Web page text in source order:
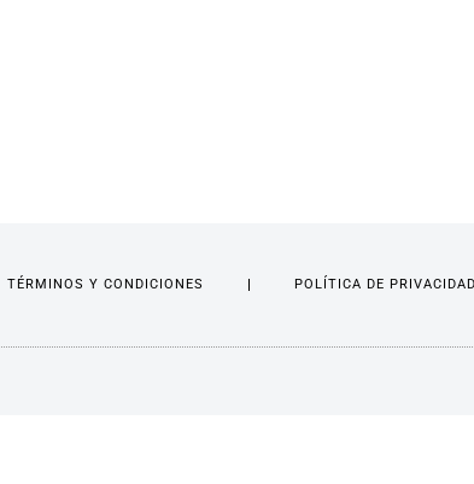
TÉRMINOS Y CONDICIONES POLÍTICA DE PRIVACIDAD